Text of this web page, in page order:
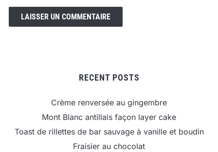
RECENT POSTS
Crème renversée au gingembre
Mont Blanc antillais façon layer cake
Toast de rillettes de bar sauvage à vanille et boudin
Fraisier au chocolat